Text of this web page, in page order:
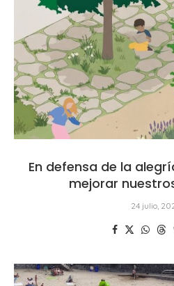
En defensa de la
mejorar
24 julio,